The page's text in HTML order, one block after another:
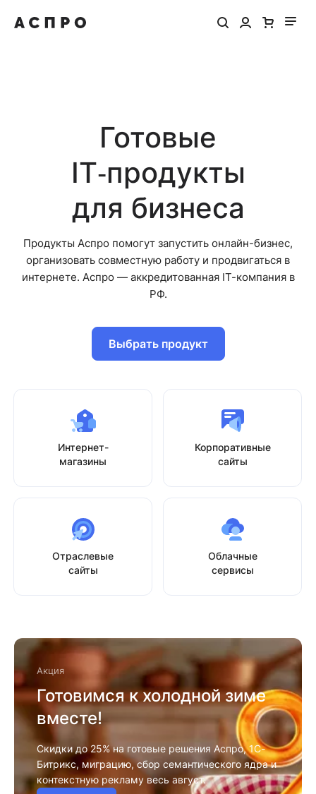
Готовые
IT‑продукты
для бизнеса
Продукты Аспро помогут запустить онлайн-бизнес,
организовать совместную работу и продвигаться в
интернете. Аспро — аккредитованная IT-компания в
РФ.
Интернет-
магазины
Корпоративные
сайты
Отраслевые
сайты
Облачные
сервисы
Выбрать продукт
Акция
Готовимся к холодной зиме
вместе!
Скидки до 25% на готовые решения Аспро, 1С-
Битрикс, миграцию, сбор семантического ядра и
контекстную рекламу весь август.